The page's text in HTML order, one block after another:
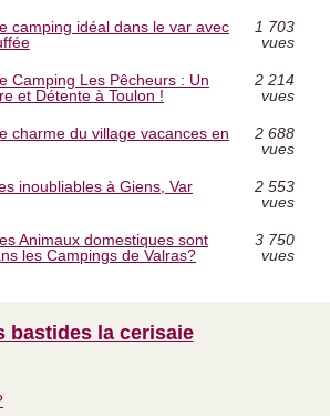
camping idéal dans le var avec
1 703
vues
Camping Les Pêcheurs : Un
et Détente à Toulon !
2 214
vues
charme du village vacances en
2 688
vues
inoubliables à Giens, Var
2 553
vues
Animaux domestiques sont
les Campings de Valras?
3 750
vues
bastides la cerisaie